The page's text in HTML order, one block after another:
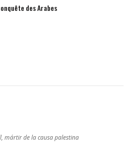
des Arabes
mártir de la causa palestina